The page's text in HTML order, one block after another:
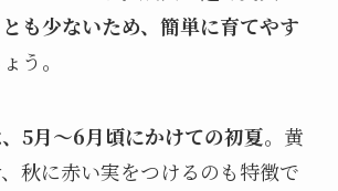
も少ないため、簡単に育てやす
う。
5月～6月頃にかけての初夏。黄
秋に赤い実をつけるのも特徴で